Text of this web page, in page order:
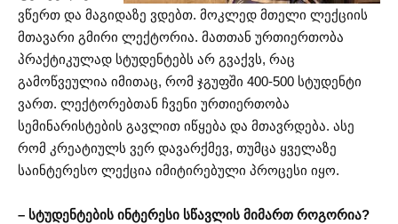
ვწერთ და მაგიდაზე ვდებთ. მოკლედ მთელი ლექციის
მთავარი გმირი ლექტორია. მათთან ურთიერთობა
პრაქტიკულად სტუდენტებს არ გვაქვს, რაც
გამოწვეულია იმითაც, რომ ჯგუფში 400-500 სტუდენტი
ვართ. ლექტორებთან ჩვენი ურთიერთობა
სემინარისტების გავლით იწყება და მთავრდება. ასე
რომ კრეატიულს ვერ დავარქმევ, თუმცა ყველაზე
საინტერესო ლექცია იმიტირებული პროცესი იყო.
– სტუდენტების ინტერესი სწავლის მიმართ როგორია?